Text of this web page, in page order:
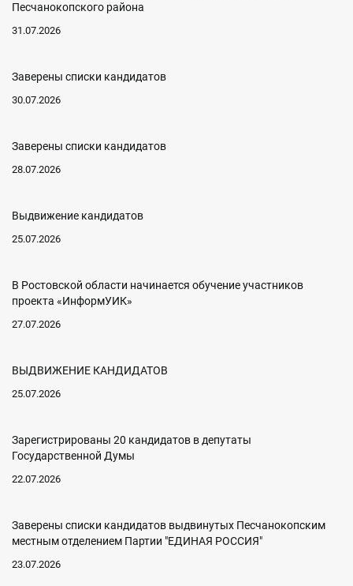
Песчанокопского района
31.07.2026
Заверены списки кандидатов
30.07.2026
Заверены списки кандидатов
28.07.2026
Выдвижение кандидатов
25.07.2026
В Ростовской области начинается обучение участников
проекта «ИнформУИК»
27.07.2026
ВЫДВИЖЕНИЕ КАНДИДАТОВ
25.07.2026
Зарегистрированы 20 кандидатов в депутаты
Государственной Думы
22.07.2026
Заверены списки кандидатов выдвинутых Песчанокопским
местным отделением Партии "ЕДИНАЯ РОССИЯ"
23.07.2026